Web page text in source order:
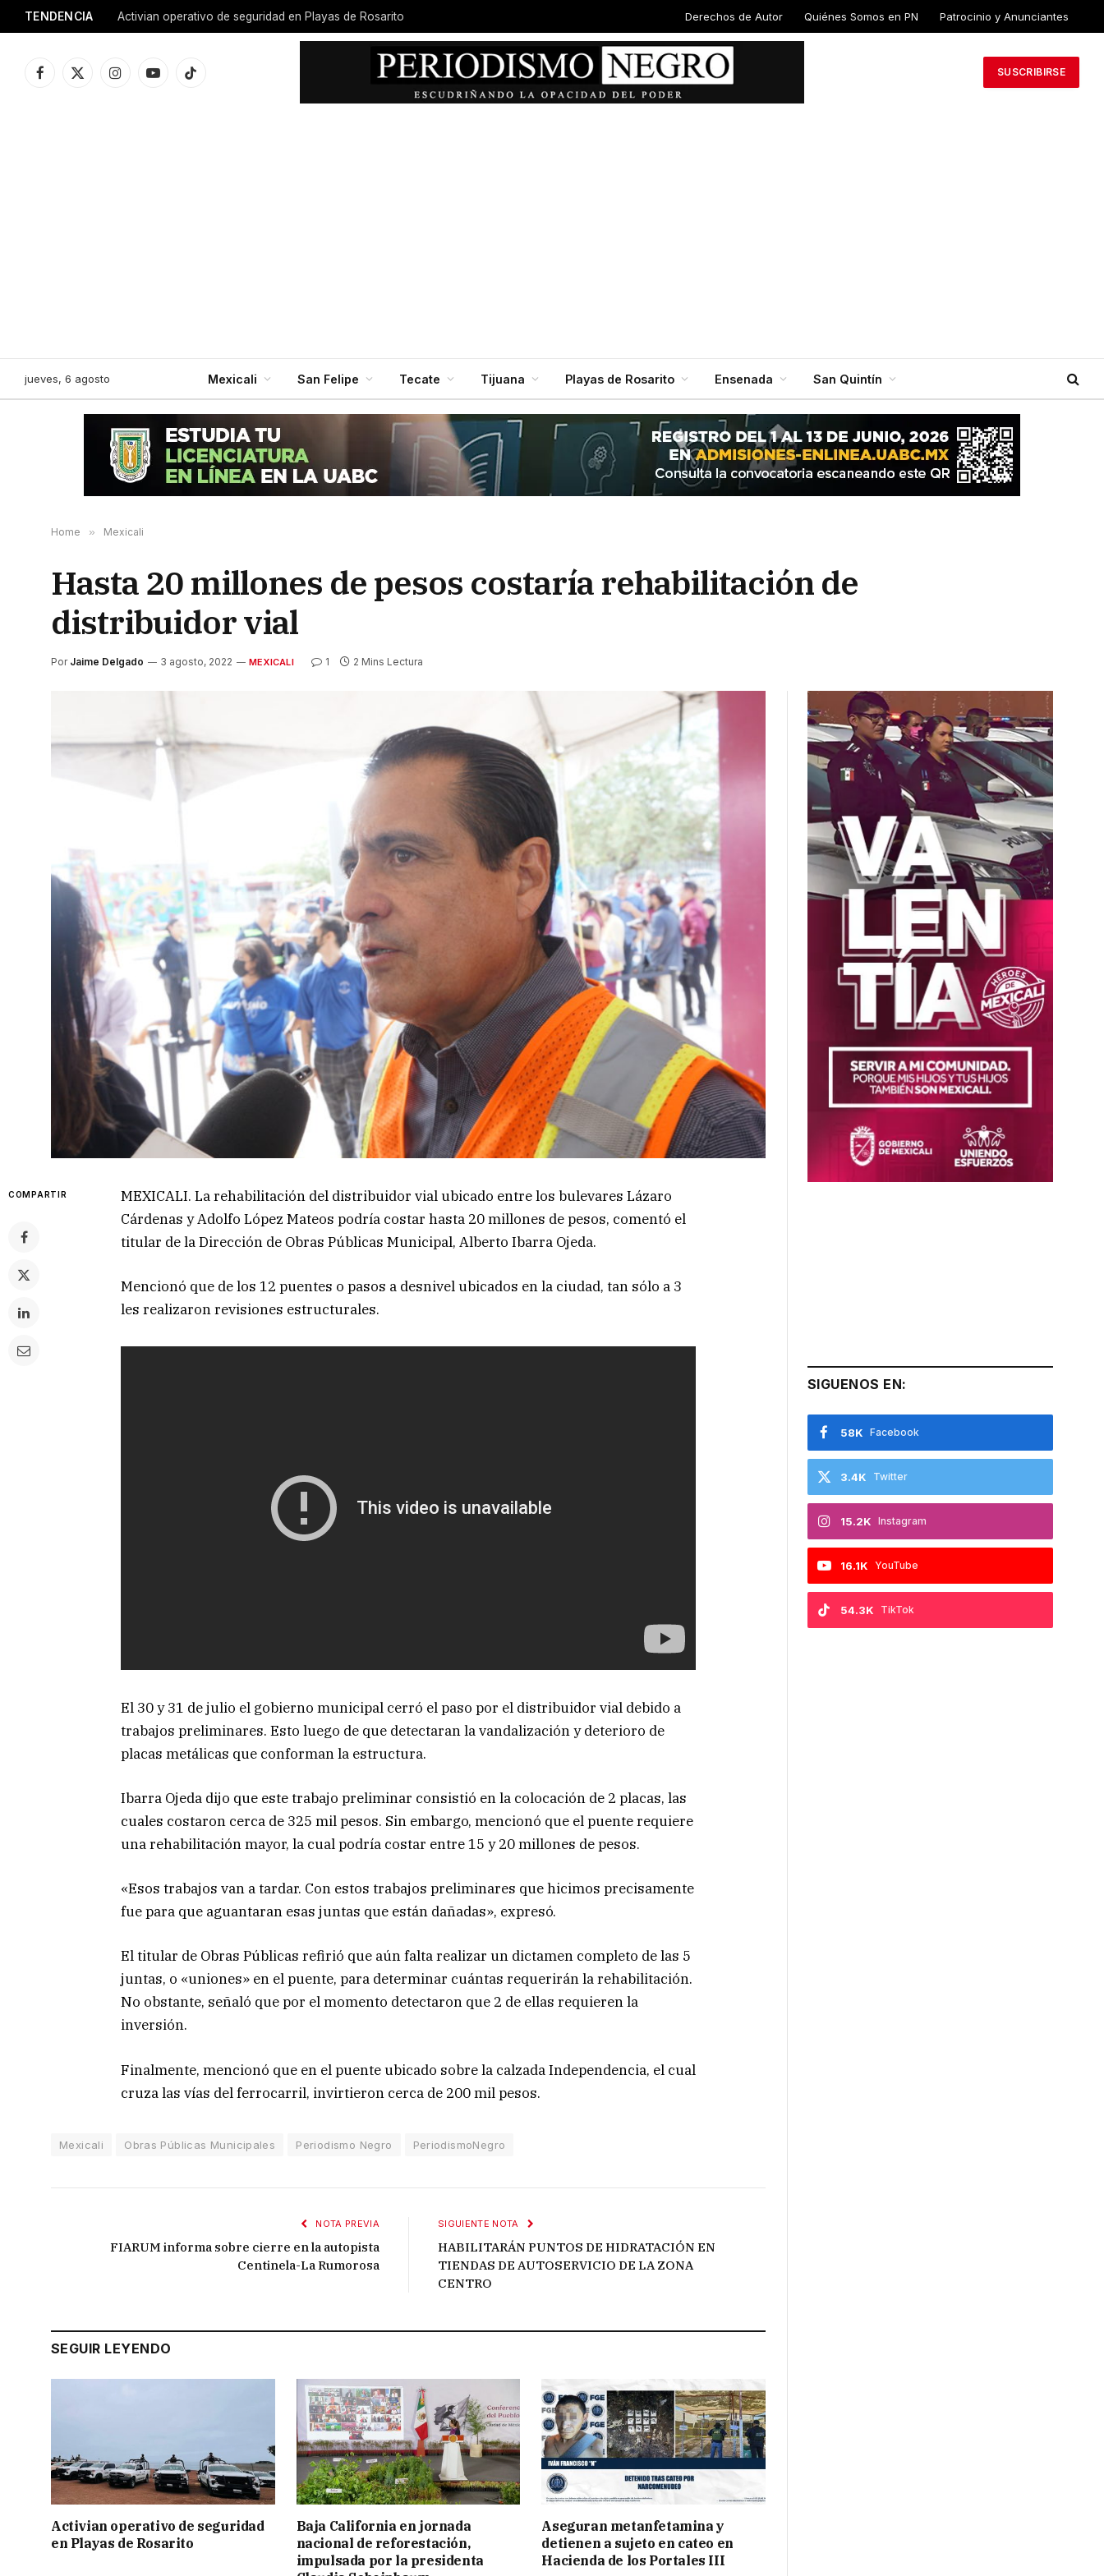
Derechos de
Autor
Quiénes Somos en
PN
Patrocinio y
Anunciantes
Facebook
X
InstagramYouTubeTikTok
SUSCRIBIRSE
jueves, 6 agosto Mexicali San Felipe Tecate Tijuana Playas de Rosarito Ensenada San Quintín
Home » Mexicali
Hasta 20 millones de pesos costaría rehabilitación de
distribuidor vial
Por Jaime Delgado 3 agosto, 2022 MEXICALI 1 2 Mins Lectura
COMPARTIR
MEXICALI. La rehabilitación del distribuidor vial ubicado entre los bulevares Lázaro
Cárdenas y Adolfo López Mateos podría costar hasta 20 millones de pesos, comentó el
titular de la Dirección de Obras Públicas Municipal, Alberto Ibarra Ojeda.
Mencionó que de los 12 puentes o pasos a desnivel ubicados en la ciudad, tan sólo a 3
les realizaron revisiones estructurales.
El 30 y 31 de julio el gobierno municipal cerró el paso por el distribuidor vial debido a
trabajos preliminares. Esto luego de que detectaran la vandalización y deterioro de
placas metálicas que conforman la estructura.
Ibarra Ojeda dijo que este trabajo preliminar consistió en la colocación de 2 placas, las
cuales costaron cerca de 325 mil pesos. Sin embargo, mencionó que el puente requiere
una rehabilitación mayor, la cual podría costar entre 15 y 20 millones de pesos.
«Esos trabajos van a tardar. Con estos trabajos preliminares que hicimos precisamente
fue para que aguantaran esas juntas que están dañadas», expresó.
El titular de Obras Públicas refirió que aún falta realizar un dictamen completo de las 5
juntas, o «uniones» en el puente, para determinar cuántas requerirán la rehabilitación.
No obstante, señaló que por el momento detectaron que 2 de ellas requieren la
inversión.
Finalmente, mencionó que en el puente ubicado sobre la calzada Independencia, el cual
cruza las vías del ferrocarril, invirtieron cerca de 200 mil pesos.
Mexicali Obras Públicas Municipales Periodismo Negro PeriodismoNegro
NOTA PREVIA
FIARUM informa sobre cierre en la autopista
Centinela-La Rumorosa
SIGUIENTE NOTA
HABILITARÁN PUNTOS DE HIDRATACIÓN EN
TIENDAS DE AUTOSERVICIO DE LA ZONA
CENTRO
SEGUIR LEYENDO
Activian operativo de seguridad
en Playas de Rosarito
Baja California en jornada
nacional de reforestación,
impulsada por la presidenta
Aseguran metanfetamina y
detienen a sujeto en cateo en
Hacienda de los Portales III
SIGUENOS EN:
Facebook
58K
Twitter
3.4K
Instagram
15.2K
YouTube
16.1K
TikTok
54.3K